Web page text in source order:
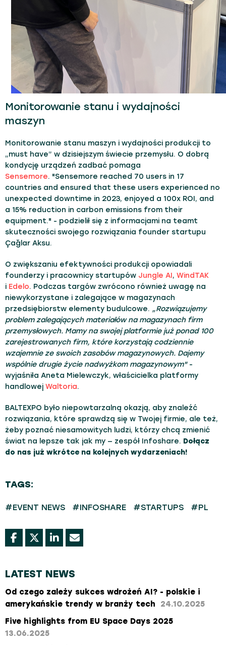
Monitorowanie stanu i wydajności
maszyn
Monitorowanie stanu maszyn i wydajności produkcji to
„must have” w dzisiejszym świecie przemysłu. O dobrą
kondycję urządzeń zadbać pomaga
Sensemore. "Sensemore reached 70 users in 17
countries and ensured that these users experienced no
unexpected downtime in 2023, enjoyed a 100x ROI, and
a 15% reduction in carbon emissions from their
equipment." - podzielił się z informacjami na teamt
skuteczności swojego rozwiązania founder startupu
Çağlar Aksu.
O zwiększaniu efektywności produkcji opowiadali
founderzy i pracownicy startupów Jungle AI, WindTAK
i Edelo. Podczas targów zwrócono również uwagę na
niewykorzystane i zalegające w magazynach
przedsiębiorstw elementy budulcowe. „Rozwiązujemy
problem zalegających materiałów na magazynach firm
przemysłowych. Mamy na swojej platformie już ponad 100
zarejestrowanych firm, które korzystają codziennie
wzajemnie ze swoich zasobów magazynowych. Dajemy
wspólnie drugie życie nadwyżkom magazynowym"-
wyjaśniła Aneta Mielewczyk, właścicielka platformy
handlowej Waltoria.
BALTEXPO było niepowtarzalną okazją, aby znaleźć
rozwiązania, które sprawdzą się w Twojej firmie, ale też,
żeby poznać niesamowitych ludzi, którzy chcą zmienić
świat na lepsze tak jak my — zespół Infoshare. Dołącz
do nas już wkrótce na kolejnych wydarzeniach!
TAGS:
#EVENT NEWS #INFOSHARE #STARTUPS #PL
LATEST NEWS
Od czego zależy sukces wdrożeń AI? - polskie i
amerykańskie trendy w branży tech 24.10.2025
Five highlights from EU Space Days 2025
13.06.2025